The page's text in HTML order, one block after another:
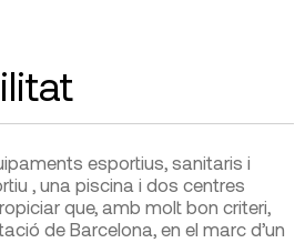
esportius, sanitaris i
, una piscina i dos centres
que, amb molt bon criteri,
de Barcelona, en el marc d’un